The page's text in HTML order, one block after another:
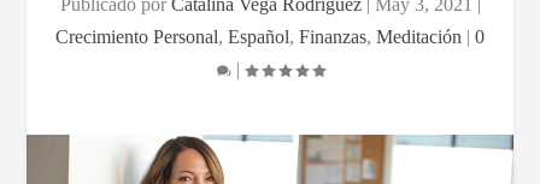
Publicado porCatalina Vega Rodríguez| May 3, 2021 |
Crecimiento Personal, Español, Finanzas, Meditación | 0
|